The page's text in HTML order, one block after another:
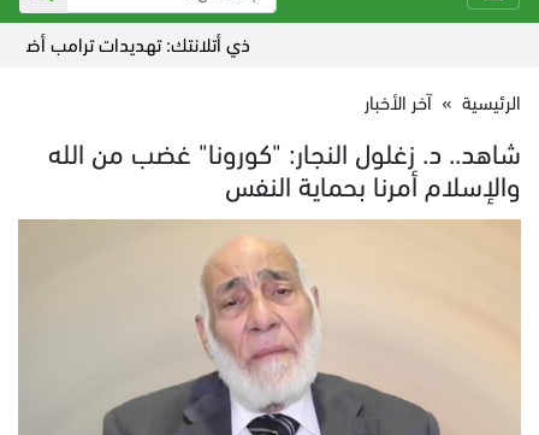
ذي أتلانتك: تهديدات ترامب أضاعت
الرئيسية » آخر الأخبار
شاهد.. د. زغلول النجار: "كورونا" غضب من الله
والإسلام أمرنا بحماية النفس